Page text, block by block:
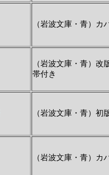
（岩波文庫・青）カ
（岩波文庫・青）改
帯付き
（岩波文庫・青）初
（岩波文庫・青）カ